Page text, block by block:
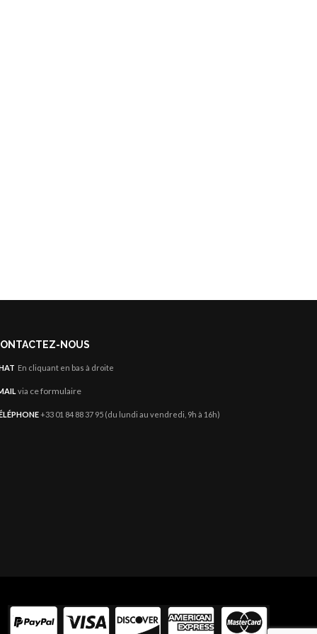
NOUS
En cliquant en bas à droite
via ce formulaire
+33 01 84 88 37 95 (du lundi au vendredi, 9h à 16h)